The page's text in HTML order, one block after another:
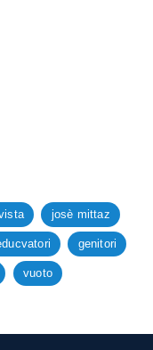
josè mittaz
genitori
vuoto